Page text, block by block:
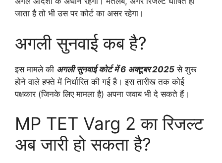
जाता है तो भी उस पर कोर्ट का असर रहेगा।
अगली सुनवाई कब है?
इस मामले की अगली सुनवाई कोर्ट में 6 अक्टूबर 2025 से शुरू
होने वाले हफ्ते में निर्धारित की गई है। इस तारीख तक कोई
पक्षकार (जिनके लिए मामला है) अपना जवाब भी दे सकते हैं।
MP TET Varg 2 का रिजल्ट
अब जारी हो सकता है?